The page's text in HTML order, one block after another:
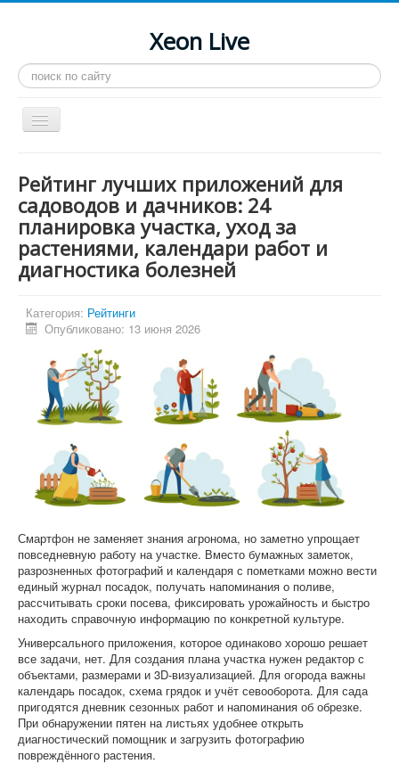
Xeon Live
Искать...
Toggle
Navigation
LGA 2011-3
LGA 2011
Процессоры
Рейтинги
Конференция
Системные программы
Софт
Рейтинг лучших приложений для
садоводов и дачников: 24
планировка участка, уход за
растениями, календари работ и
диагностика болезней
Категория: Рейтинги
Опубликовано: 13 июня 2026
Смартфон не заменяет знания агронома, но заметно упрощает
повседневную работу на участке. Вместо бумажных заметок,
разрозненных фотографий и календаря с пометками можно вести
единый журнал посадок, получать напоминания о поливе,
рассчитывать сроки посева, фиксировать урожайность и быстро
находить справочную информацию по конкретной культуре.
Универсального приложения, которое одинаково хорошо решает
все задачи, нет. Для создания плана участка нужен редактор с
объектами, размерами и 3D-визуализацией. Для огорода важны
календарь посадок, схема грядок и учёт севооборота. Для сада
пригодятся дневник сезонных работ и напоминания об обрезке.
При обнаружении пятен на листьях удобнее открыть
диагностический помощник и загрузить фотографию
повреждённого растения.